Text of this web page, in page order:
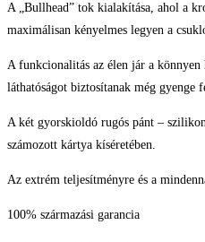
A „Bullhead” tok kialakítása, ahol a
maximálisan kényelmes legyen a
A funkcionalitás az élen jár a
láthatóságot biztosítanak még gyenge
A két gyorskioldó rugós pánt –
számozott kártya kíséretében.
Az extrém teljesítményre és a
100% származási garancia